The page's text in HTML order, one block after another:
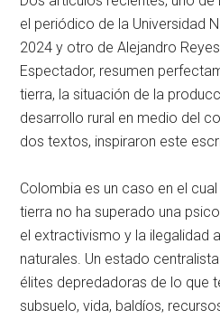
el periódico de la Universidad
2024 y otro de Alejandro
Espectador, resumen
tierra, la situación de la
desarrollo rural en medio del
dos textos, inspiraron este
Colombia es un caso en el
tierra no ha superado una
el extractivismo y la ilegalidad
naturales. Un estado
élites depredadoras de lo que
subsuelo, vida, baldíos,